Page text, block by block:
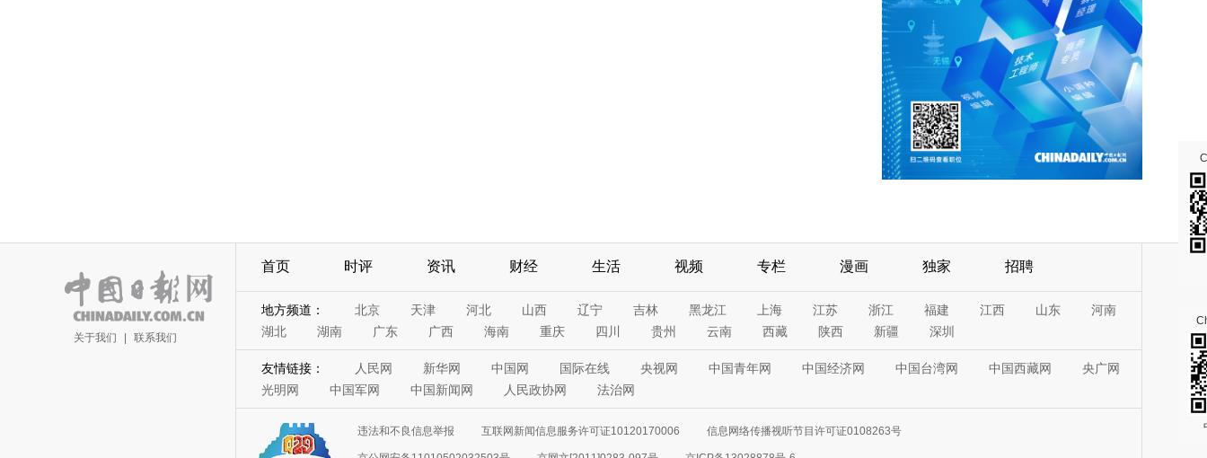
关于我们 | 联系我们
首页 时评 资讯 财经 生活 视频 专栏 漫画 独家 招聘
地方频道： 北京 天津 河北 山西 辽宁 吉林 黑龙江 上海 江苏 浙江 福建 江西 山东
河南
湖北
湖南 广东 广西 海南 重庆 四川 贵州 云南 西藏 陕西 新疆 深圳
友情链接： 人民网 新华网 中国网 国际在线 央视网 中国青年网 中国经济网 中国台湾网 中国西藏网
央广网
光明网
中国军网 中国新闻网 人民政协网 法治网
违法和不良信息举报 互联网新闻信息服务许可证10120170006 信息网络传播视听节目许可证0108263号